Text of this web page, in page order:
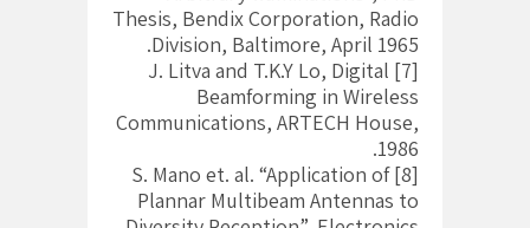
Thesis, Bendix Corporation, Radio
Division, Baltimore, April 1965.
[7] J. Litva and T.K.Y Lo, Digital
Beamforming in Wireless
Communications, ARTECH House,
1986.
[8] S. Mano et. al. “Application of
Plannar Multibeam Antennas to